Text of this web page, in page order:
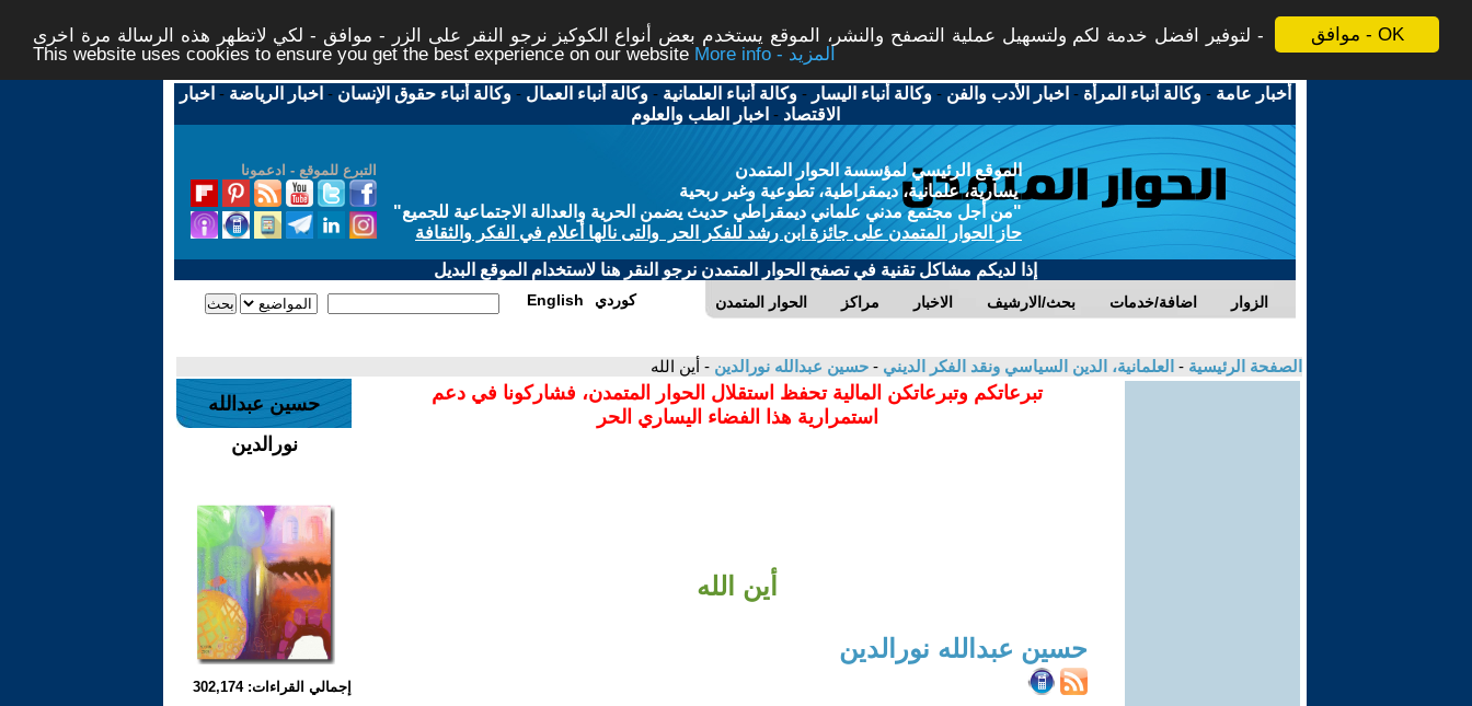
موافق - OK
لتوفير افضل خدمة لكم ولتسهيل عملية التصفح والنشر، الموقع يستخدم بعض أنواع الكوكيز نرجو النقر على الزر - موافق - لكي لاتظهر هذه الرسالة مرة اخرى -
This website uses cookies to ensure you get the best experience on our website
More info - المزيد
أخبار عامة -وكالة أنباء المرأة - اخبار الأدب والفن -وكالة أنباء اليسار -وكالة أنباء العلمانية -وكالة أنباء العمال -وكالة أنباء حقوق الإنسان - اخبار الرياضة - اخبار
الاقتصاد - اخبار الطب والعلوم
التبرع للموقع - ادعمونا
الموقع الرئيسي لمؤسسة الحوار المتمدن
يسارية، علمانية، ديمقراطية، تطوعية وغير ربحية
"من أجل مجتمع مدني علماني ديمقراطي حديث يضمن الحرية والعدالة الاجتماعية للجميع"
حاز الحوار المتمدن على جائزة ابن رشد للفكر الحر والتى نالها أعلام في الفكر والثقافة
إذا لديكم مشاكل تقنية في تصفح الحوار المتمدن نرجو النقر هنا لاستخدام الموقع البديل
الحوار المتمدن مراكز الاخبار بحث/الارشيف اضافة/خدمات الزوار English كوردي
الصفحة الرئيسية - العلمانية، الدين السياسي ونقد الفكر الديني - حسين عبدالله نورالدين - أين الله
تبرعاتكم وتبرعاتكن المالية تحفظ استقلال الحوار المتمدن، فشاركونا في دعم
استمرارية هذا الفضاء اليساري الحر
أين الله
حسين عبدالله نورالدين
حسين عبدالله
نورالدين
إجمالي القراءات: 302,174